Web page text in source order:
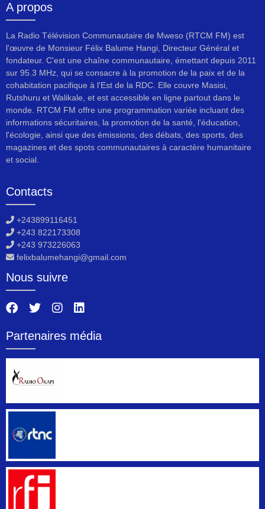
A propos
La Radio Télévision Communautaire de Mweso (RTCM FM) est
l'œuvre de Monsieur Félix Balume Hangi, Directeur Général et
fondateur. C'est une chaîne communautaire, émettant depuis 2011
sur 95.3 MHz, qui se consacre à la promotion de la paix et de la
cohabitation pacifique à l'Est de la RDC. Elle couvre Masisi,
Rutshuru et Walikale, et est accessible en ligne partout dans le
monde. RTCM FM offre une programmation variée incluant des
informations sécuritaires, la promotion de la santé, l'éducation,
l'écologie, ainsi que des émissions, des débats, des sports, des
magazines et des spots communautaires à caractère humanitaire
et social.
Contacts
+243899116451
+243 822173308
+243 973226063
felixbalumehangi@gmail.com
Nous suivre
Partenaires média